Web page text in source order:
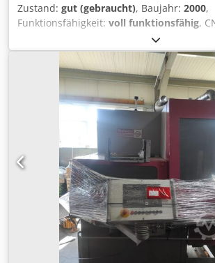
Zustand: gut (gebraucht), Baujahr: 2000,
Funktionsfähigkeit: voll funktionsfähig,
Drehmaschine Fabr.HITACHI SEIKI
Steuerung SEICOS L MULTI DIALOG .
max: 450 mm Drehlänge max : 630 mm
mit 12 Pos VDI 40 Futter Durchmasser :
Spindelbohrung : 78 mm
4000U/min Eilgang : X und Z 30m/min
Dcsdpfx Ajv T Un Djmvsk Weitere Daten
. Maschine ist im Gutem Zustand
Maschinen Dokus vorhanden .